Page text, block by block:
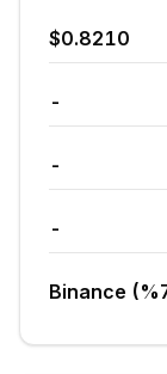
$0.8210
-
-
-
Binance